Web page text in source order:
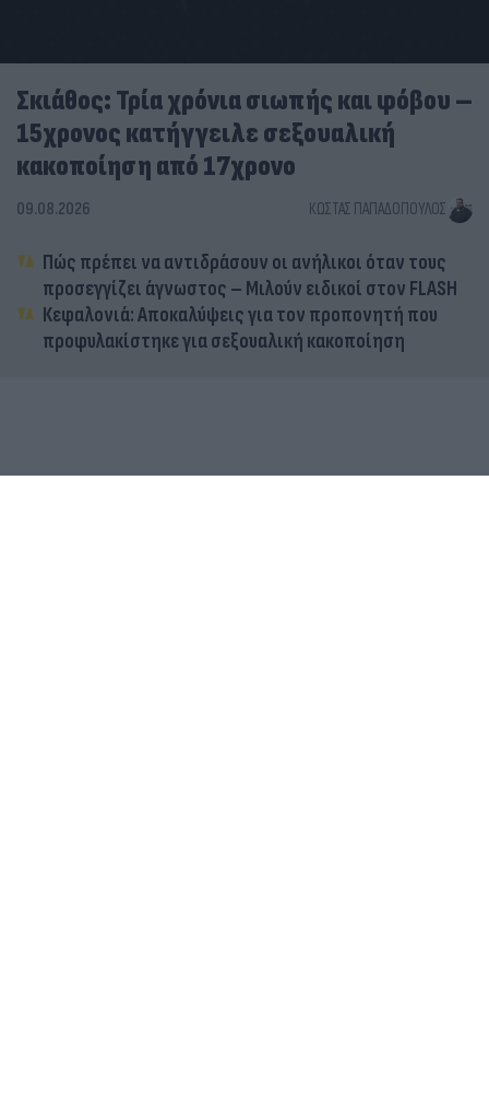
Σκιάθος: Τρία χρόνια σιωπής και φόβου –
15χρονος κατήγγειλε σεξουαλική
κακοποίηση από 17χρονο
09.08.2026 ΚΏΣΤΑΣ ΠΑΠΑΔΌΠΟΥΛΟΣ
Πώς πρέπει να αντιδράσουν οι ανήλικοι όταν τους
προσεγγίζει άγνωστος – Μιλούν ειδικοί στον FLASH
Κεφαλονιά: Αποκαλύψεις για τον προπονητή που
προφυλακίστηκε για σεξουαλική κακοποίηση